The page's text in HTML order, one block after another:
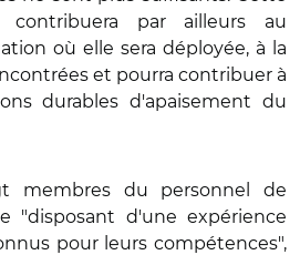
contribuera par ailleurs au
où elle sera déployée, à la
et pourra contribuer à
durables d'apaisement du
membres du personnel de
"disposant d'une expérience
pour leurs compétences",